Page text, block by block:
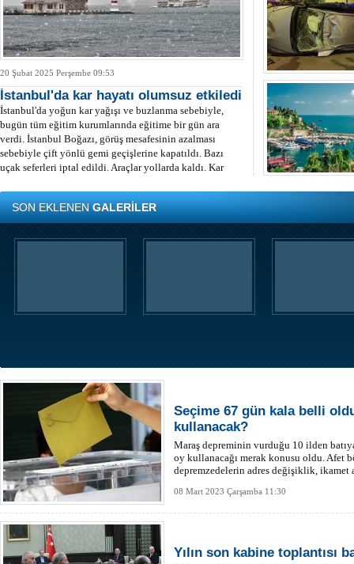
20 Şubat 2025 Perşembe 09:53
İstanbul'da kar hayatı olumsuz etkiledi
İstanbul'da yoğun kar yağışı ve buzlanma sebebiyle,
bugün tüm eğitim kurumlarında eğitime bir gün ara
verdi. İstanbul Boğazı, görüş mesafesinin azalması
sebebiyle çift yönlü gemi geçişlerine kapatıldı. Bazı
uçak seferleri iptal edildi. Araçlar yollarda kaldı. Kar
bekleniyor.
SON EKLENENGALERİLER
Seçime 67 gün kala belli
kullanacak?
Maraş depreminin vurduğu 10 ilden
oy kullanacağı merak konusu oldu. Afet
depremzedelerin adres değişiklik,
08 Mart 2023 Çarşamba 11:30
Yılın son kabine toplantısı